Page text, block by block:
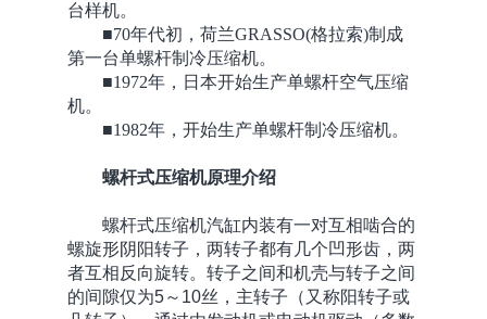
台样机。
■70年代初，荷兰GRASSO(格拉索)制成
第一台单螺杆制冷压缩机。
■1972年，日本开始生产单螺杆空气压缩
机。
■1982年，开始生产单螺杆制冷压缩机。
螺杆式压缩机原理介绍
螺杆式压缩机汽缸内装有一对互相啮合的
螺旋形阴阳转子，两转子都有几个凹形齿，两
者互相反向旋转。转子之间和机壳与转子之间
的间隙仅为5～10丝，主转子（又称阳转子或